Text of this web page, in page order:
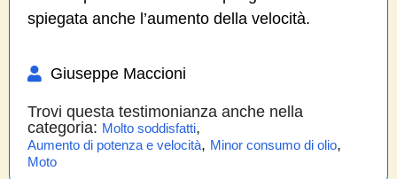
spiegata anche l’aumento della velocità.
Giuseppe Maccioni
Trovi questa testimonianza anche nella
categoria: Molto soddisfatti,
Aumento di potenza e velocità, Minor consumo di olio,
Moto